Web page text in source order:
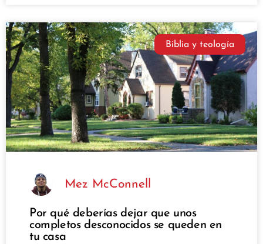
Biblia y teología
Mez McConnell
Por qué deberías dejar que unos
completos desconocidos se queden en
tu casa